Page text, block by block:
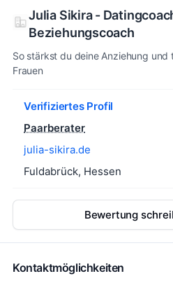
Julia Sikira -
Beziehungscoach
So stärkst du deine Anziehung und
Frauen
Verifiziertes Profil
Paarberater
julia-sikira.de
Fuldabrück, Hessen
Bewertung
Kontaktmöglichkeiten